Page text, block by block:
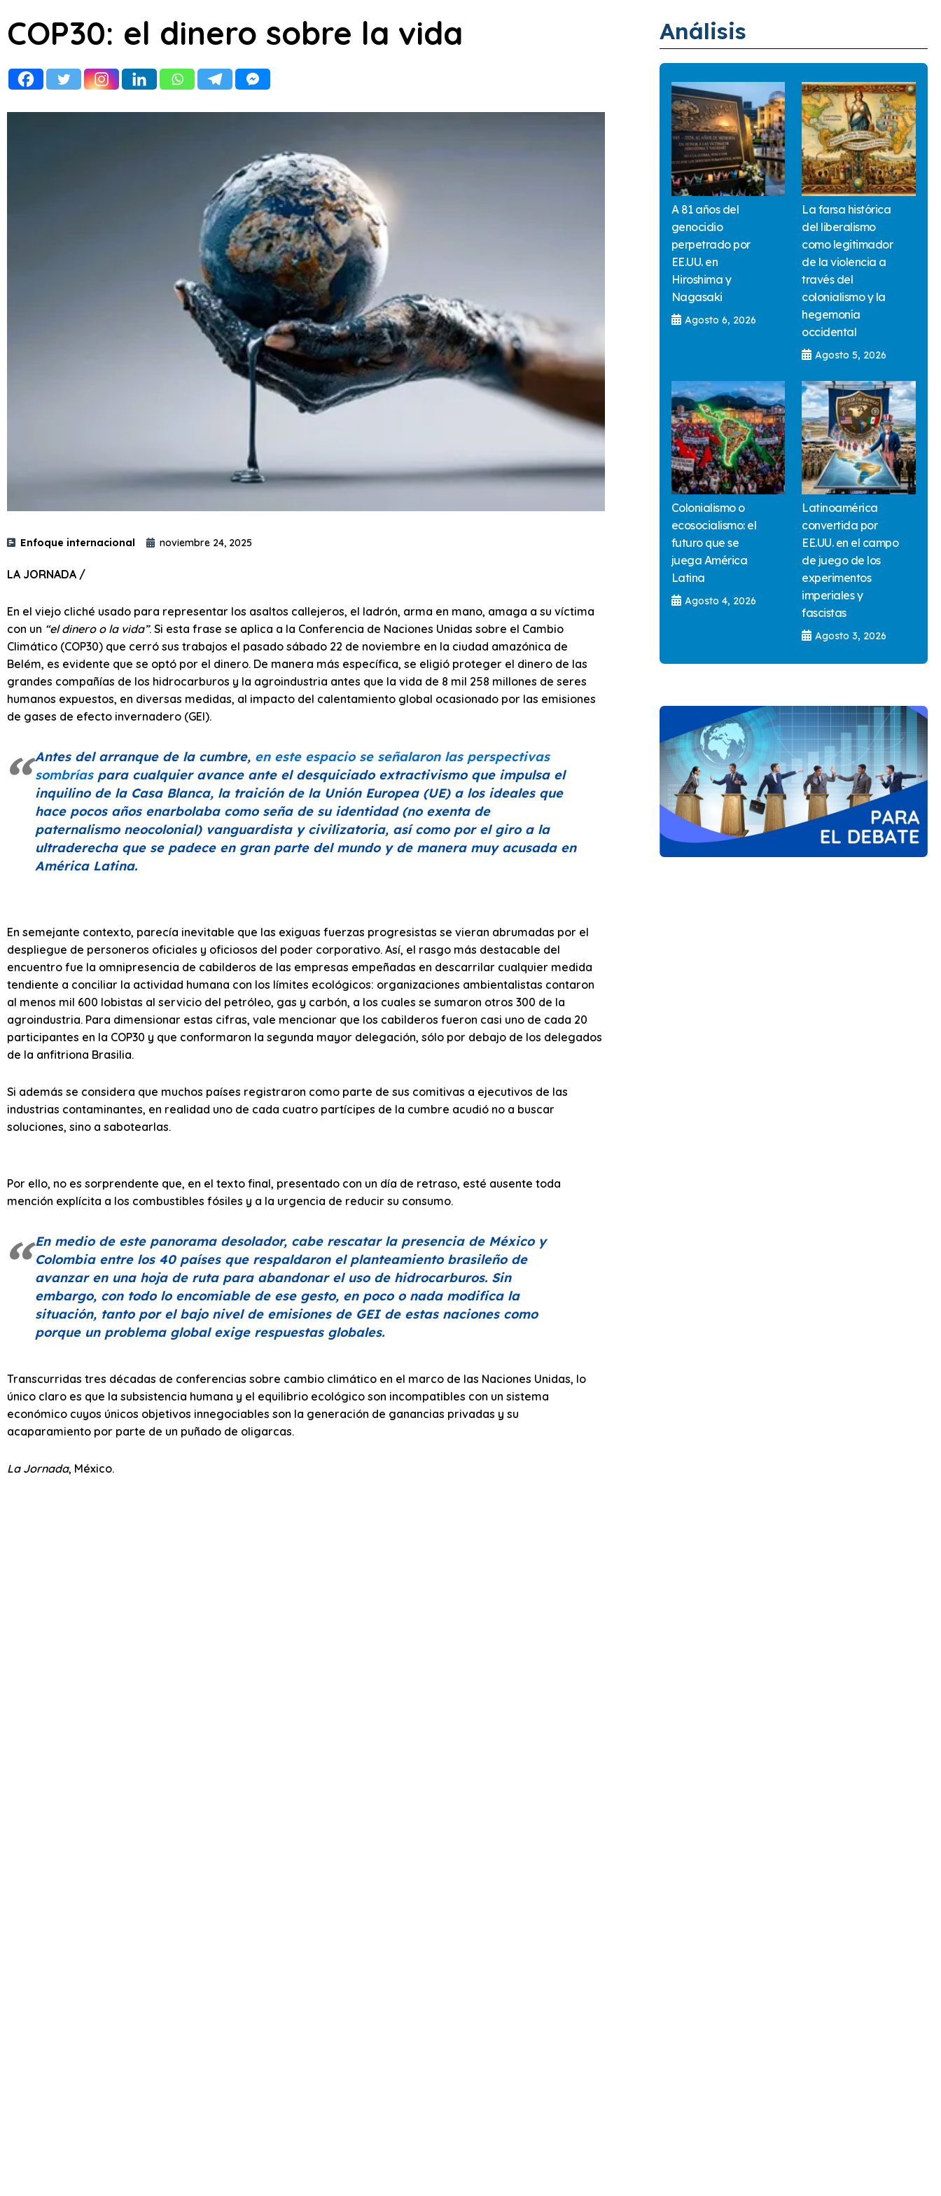
COP30: el dinero sobre la vida
Enfoque internacional noviembre 24, 2025
LA JORNADA /
En el viejo cliché usado para representar los asaltos callejeros, el ladrón, arma en mano, amaga a su víctima
con un “el dinero o la vida”. Si esta frase se aplica a la Conferencia de Naciones Unidas sobre el Cambio
Climático (COP30) que cerró sus trabajos el pasado sábado 22 de noviembre en la ciudad amazónica de
Belém, es evidente que se optó por el dinero. De manera más específica, se eligió proteger el dinero de las
grandes compañías de los hidrocarburos y la agroindustria antes que la vida de 8 mil 258 millones de seres
humanos expuestos, en diversas medidas, al impacto del calentamiento global ocasionado por las emisiones
de gases de efecto invernadero (GEI).
Antes del arranque de la cumbre, en este espacio se señalaron las perspectivas
sombríaspara cualquier avance ante el desquiciado extractivismo que impulsa el
inquilino de la Casa Blanca, la traición de la Unión Europea (UE) a los ideales que
hace pocos años enarbolaba como seña de su identidad (no exenta de
paternalismo neocolonial) vanguardista y civilizatoria, así como por el giro a la
ultraderecha que se padece en gran parte del mundo y de manera muy acusada en
América Latina.
En semejante contexto, parecía inevitable que las exiguas fuerzas progresistas se vieran abrumadas por el
despliegue de personeros oficiales y oficiosos del poder corporativo. Así, el rasgo más destacable del
encuentro fue la omnipresencia de cabilderos de las empresas empeñadas en descarrilar cualquier medida
tendiente a conciliar la actividad humana con los límites ecológicos: organizaciones ambientalistas contaron
al menos mil 600 lobistas al servicio del petróleo, gas y carbón, a los cuales se sumaron otros 300 de la
agroindustria. Para dimensionar estas cifras, vale mencionar que los cabilderos fueron casi uno de cada 20
participantes en la COP30 y que conformaron la segunda mayor delegación, sólo por debajo de los delegados
de la anfitriona Brasilia.
Si además se considera que muchos países registraron como parte de sus comitivas a ejecutivos de las
industrias contaminantes, en realidad uno de cada cuatro partícipes de la cumbre acudió no a buscar
soluciones, sino a sabotearlas.
Por ello, no es sorprendente que, en el texto final, presentado con un día de retraso, esté ausente toda
mención explícita a los combustibles fósiles y a la urgencia de reducir su consumo.
En medio de este panorama desolador, cabe rescatar la presencia de México y
Colombia entre los 40 países que respaldaron el planteamiento brasileño de
avanzar en una hoja de ruta para abandonar el uso de hidrocarburos. Sin
embargo, con todo lo encomiable de ese gesto, en poco o nada modifica la
situación, tanto por el bajo nivel de emisiones de GEI de estas naciones como
porque un problema global exige respuestas globales.
Transcurridas tres décadas de conferencias sobre cambio climático en el marco de las Naciones Unidas, lo
único claro es que la subsistencia humana y el equilibrio ecológico son incompatibles con un sistema
económico cuyos únicos objetivos innegociables son la generación de ganancias privadas y su
acaparamiento por parte de un puñado de oligarcas.
La Jornada, México.
Análisis
A 81 años del
genocidio
perpetrado por
EE.UU. en
Hiroshima y
Nagasaki
Agosto 6, 2026
La farsa histórica
del liberalismo
como legitimador
de la violencia a
través del
colonialismo y la
hegemonía
occidental
Agosto 5, 2026
Colonialismo o
ecosocialismo: el
futuro que se
juega América
Latina
Agosto 4, 2026
Latinoamérica
convertida por
EE.UU. en el campo
de juego de los
experimentos
imperiales y
fascistas
Agosto 3, 2026